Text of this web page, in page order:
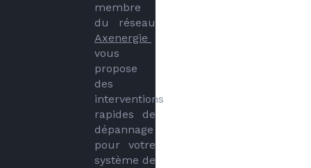
membre
vous
propose
des
interventions
rapides de
dépannage
pour votre
système de